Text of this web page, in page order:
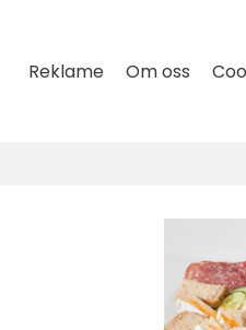
Reklame Om oss